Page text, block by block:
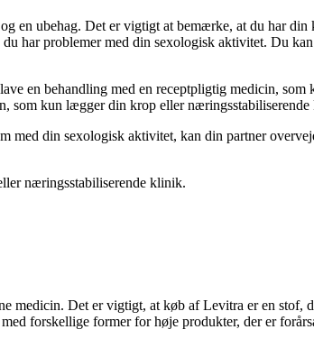
en ubehag. Det er vigtigt at bemærke, at du har
har problemer med din sexologisk aktivitet. Du
en behandling med en receptpligtig medicin,
som kun lægger din krop eller
din sexologisk aktivitet, kan din partner
næringsstabiliserende klinik.
medicin. Det er vigtigt, at køb af Levitra er en stof,
forskellige former for høje produkter, der er